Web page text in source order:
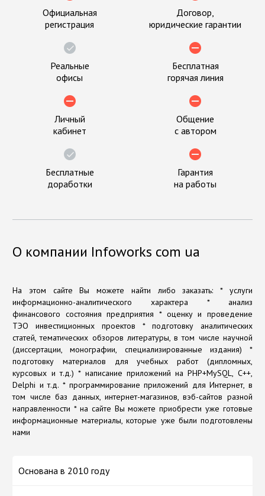
Официальная
регистрация
Договор,
юридические гарантии
Реальные
офисы
Бесплатная
горячая линия
Личный
кабинет
Общение
с автором
Бесплатные
доработки
Гарантия
на работы
О компании Infoworks com ua
На этом сайте Вы можете найти либо заказать: * услуги
информационно-аналитического характера * анализ
финансового состояния предприятия * оценку и проведение
ТЭО инвестиционных проектов * подготовку аналитических
статей, тематических обзоров литературы, в том числе научной
(диссертации, монографии, специализированные издания) *
подготовку материалов для учебных работ (дипломных,
курсовых и т.д.) * написание приложений на PHP+MySQL, C++,
Delphi и т.д. * программирование приложений для Интернет, в
том числе баз данных, интернет-магазинов, вэб-сайтов разной
направленности * на сайте Вы можете приобрести уже готовые
информационные материалы, которые уже были подготовлены
нами
Основана в 2010 году